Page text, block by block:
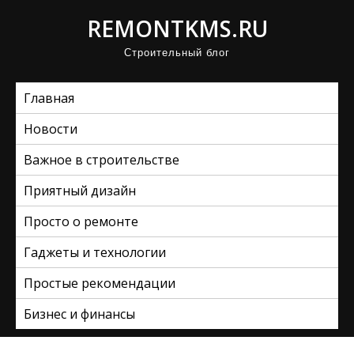
REMONTKMS.RU
Строительный блог
Главная
Новости
Важное в строительстве
Приятный дизайн
Просто о ремонте
Гаджеты и технологии
Простые рекомендации
Бизнес и финансы